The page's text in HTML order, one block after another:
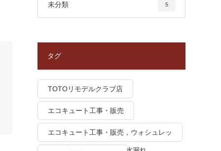
未分類 5
タグ
TOTOリモデルクラブ店
エコキュート工事・販売
エコキュート工事・販売，ウォシュレッ